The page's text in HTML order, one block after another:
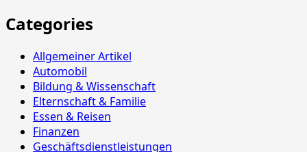
Categories
Allgemeiner Artikel
Automobil
Bildung & Wissenschaft
Elternschaft & Familie
Essen & Reisen
Finanzen
Geschäftsdienstleistungen